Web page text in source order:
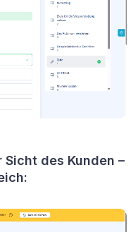
des Kunden –